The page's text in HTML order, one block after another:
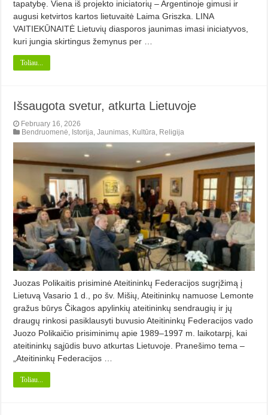
tapatybę. Viena iš projekto iniciatorių – Argentinoje gimusi ir
augusi ketvirtos kartos lietuvaitė Laima Griszka. LINA
VAITIEKŪNAITĖ Lietuvių diasporos jaunimas imasi iniciatyvos,
kuri jungia skirtingus žemynus per …
Toliau...
Išsaugota svetur, atkurta Lietuvoje
February 16, 2026
Bendruomenė, Istorija,Jaunimas, Kultūra, Religija
Juozas Polikaitis prisiminė Ateitininkų Federacijos sugrįžimą į
Lietuvą Vasario 1 d., po šv. Mišių, Ateitininkų namuose Lemonte
gražus būrys Čikagos apylinkių ateitininkų sendraugių ir jų
draugų rinkosi pasiklausyti buvusio Ateitininkų Federacijos vado
Juozo Polikaičio prisiminimų apie 1989–1997 m. laikotarpį, kai
ateitininkų sąjūdis buvo atkurtas Lietuvoje. Pranešimo tema –
„Ateitininkų Federacijos …
Toliau...